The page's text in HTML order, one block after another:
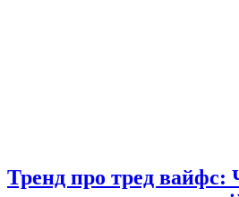
Тренд про тред вайфс: